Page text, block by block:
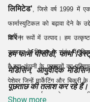
लिमिटेड', जिसे वर्ष 1999 में
फार्मास्युटिकल को बढ़ावा देने के
विभिन्न रूपों में उत्पाद। हम
उत्पादन के विकास के संबंध में,
है दवा कंपनी के प्रयासों का
पेशेवर जिन्हें मार्केटिंग और बिक्री
एकमात्र आदर्श वाक्य के साथ
करें।
हम फार्मा पीसीडी, फार्मा
मेडिसिन, आयुर्वेदिक
पूछताछ की तलाश कर रहे हैं।
Show more